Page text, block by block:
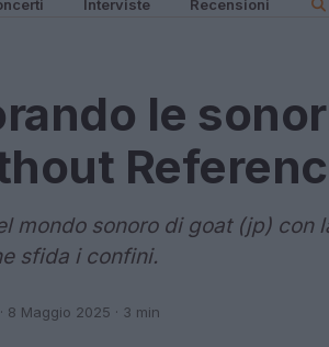
Interviste Recensioni
le
mondo sonoro di goat (jp) con
sfida i confini.
· 8 Maggio 2025 · 3 min